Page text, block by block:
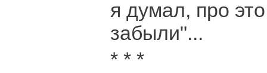
я думал, про
забыли"...
* * *